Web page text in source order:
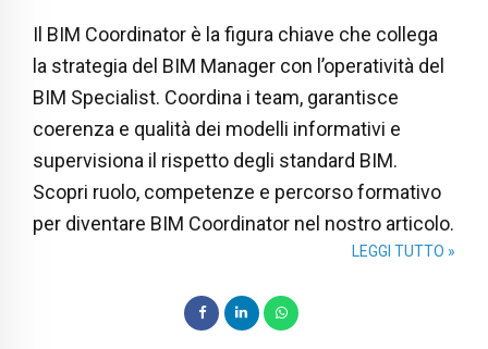
Il BIM Coordinator è la figura chiave che collega
la strategia del BIM Manager con l’operatività del
BIM Specialist. Coordina i team, garantisce
coerenza e qualità dei modelli informativi e
supervisiona il rispetto degli standard BIM.
Scopri ruolo, competenze e percorso formativo
per diventare BIM Coordinator nel nostro articolo.
LEGGI TUTTO »